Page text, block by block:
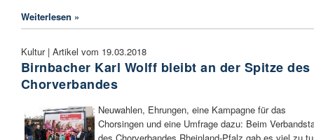
Weiterlesen »
Kultur | Artikel vom 19.03.2018
Birnbacher Karl Wolff bleibt an der Spitze des
Chorverbandes
Neuwahlen, Ehrungen, eine Kampagne für das
Chorsingen und eine Umfrage dazu: Beim